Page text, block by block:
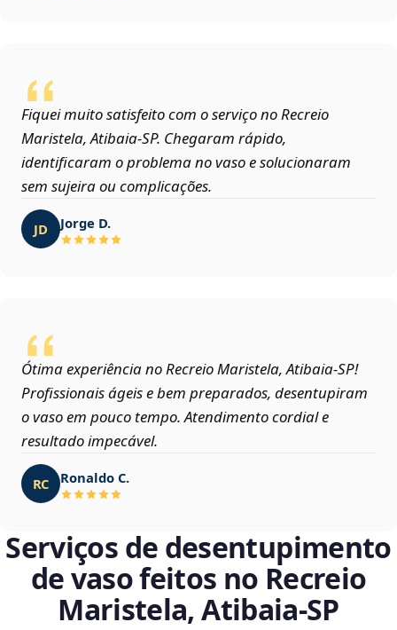
Fiquei muito satisfeito com o serviço no Recreio
Maristela, Atibaia‑SP. Chegaram rápido,
identificaram o problema no vaso e solucionaram
sem sujeira ou complicações.
JD Jorge D.
Ótima experiência no Recreio Maristela, Atibaia‑SP!
Profissionais ágeis e bem preparados, desentupiram
o vaso em pouco tempo. Atendimento cordial e
resultado impecável.
RC Ronaldo C.
Serviços de desentupimento
de vaso feitos no Recreio
Maristela, Atibaia‑SP